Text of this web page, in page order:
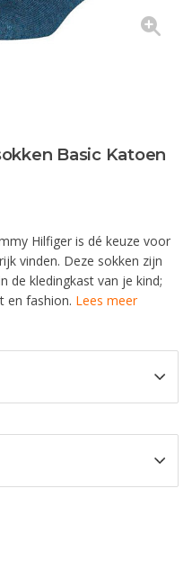
Basic Katoen
Hilfiger is dé keuze voor
vinden. Deze sokken zijn
de kledingkast van je kind;
en fashion. Lees meer